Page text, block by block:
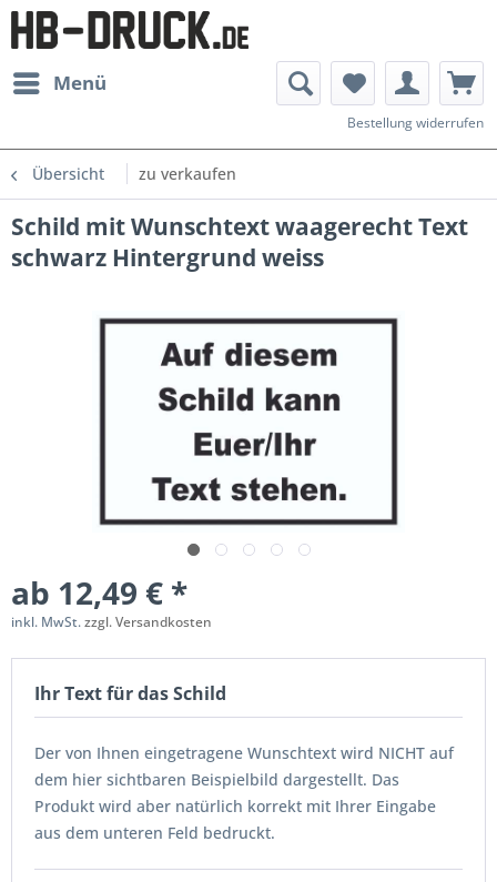
Menü
Bestellung widerrufen
Übersicht zu verkaufen
Schild mit Wunschtext waagerecht Text
schwarz Hintergrund weiss
ab 12,49 € *
inkl. MwSt.zzgl. Versandkosten
Ihr Text für das Schild
Der von Ihnen eingetragene Wunschtext wird NICHT auf
dem hier sichtbaren Beispielbild dargestellt. Das
Produkt wird aber natürlich korrekt mit Ihrer Eingabe
aus dem unteren Feld bedruckt.